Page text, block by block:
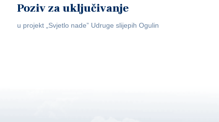
Poziv za uključivanje
u projekt „Svjetlo nade” Udruge slijepih Ogulin